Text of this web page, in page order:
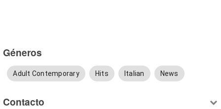
Géneros
Adult Contemporary Hits Italian News
Contacto